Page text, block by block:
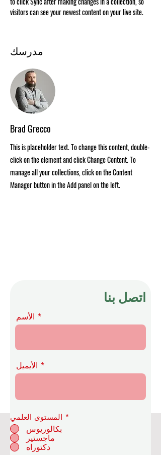
visitors can see your newest content on your live site.
مدرسك
Brad Grecco
This is placeholder text. To change this content, double-
click on the element and click Change Content. To
manage all your collections, click on the Content
Manager button in the Add panel on the left.
أكاديمية OUS الملكية للاقتصاد
اتصل بنا
الأسم
الأيميل
المستوى العلمي *
بكالوريوس
ماجستير
دكتوراه